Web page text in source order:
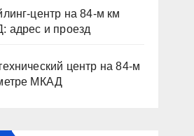
центр на 84-м км
адрес и проезд
центр на 84-м
МКАД